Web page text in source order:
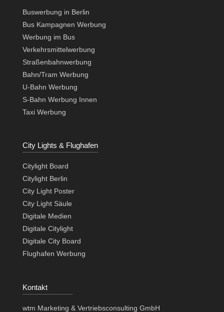
Buswerbung in Berlin
Bus Kampagnen Werbung
Werbung im Bus
Verkehrsmittelwerbung
Straßenbahnwerbung
Bahn/Tram Werbung
U-Bahn Werbung
S-Bahn Werbung Innen
Taxi Werbung
City Lights & Flughafen
Citylight Board
Citylight Berlin
City Light Poster
City Light Säule
Digitale Medien
Digitale Citylight
Digitale City Board
Flughafen Werbung
Kontakt
wtm Marketing & Vertriebsconsulting GmbH